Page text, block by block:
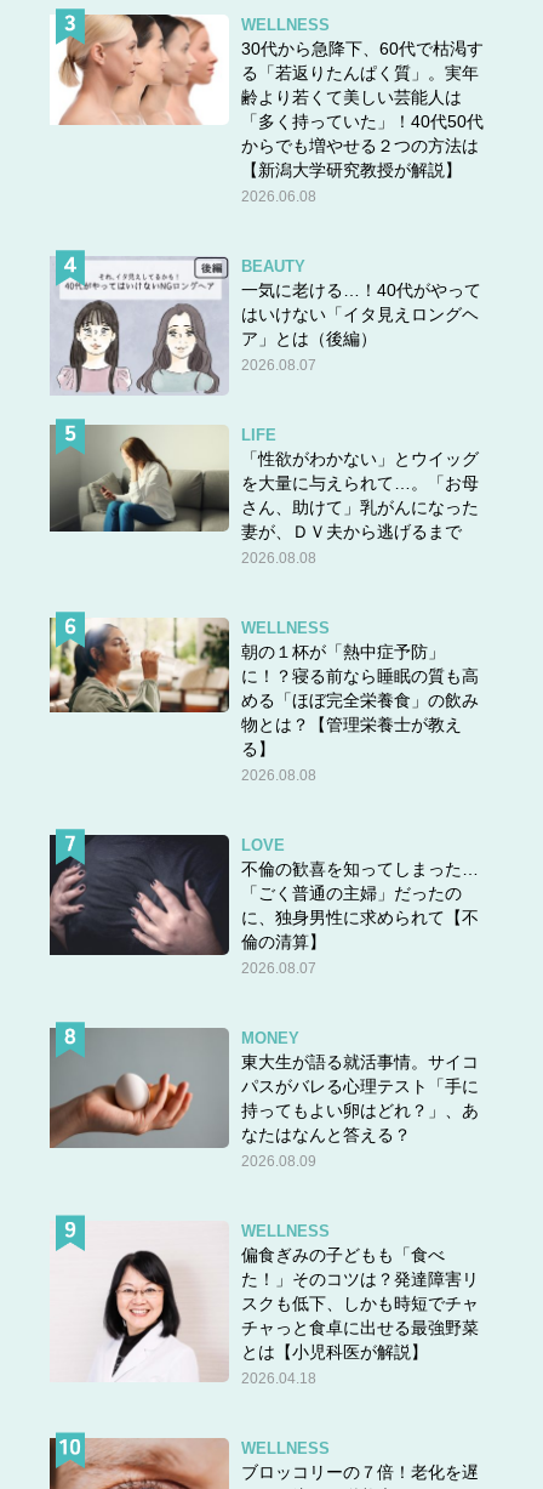
WELLNESS
30代から急降下、60代で枯渇す
る「若返りたんぱく質」。実年
齢より若くて美しい芸能人は
「多く持っていた」！40代50代
からでも増やせる２つの方法は
【新潟大学研究教授が解説】
2026.06.08
BEAUTY
一気に老ける…！40代がやって
はいけない「イタ見えロングヘ
ア」とは（後編）
2026.08.07
LIFE
「性欲がわかない」とウイッグ
を大量に与えられて…。「お母
さん、助けて」乳がんになった
妻が、ＤＶ夫から逃げるまで
2026.08.08
WELLNESS
朝の１杯が「熱中症予防」
に！？寝る前なら睡眠の質も高
める「ほぼ完全栄養食」の飲み
物とは？【管理栄養士が教え
る】
2026.08.08
LOVE
不倫の歓喜を知ってしまった…
「ごく普通の主婦」だったの
に、独身男性に求められて【不
倫の清算】
2026.08.07
MONEY
東大生が語る就活事情。サイコ
パスがバレる心理テスト「手に
持ってもよい卵はどれ？」、あ
なたはなんと答える？
2026.08.09
WELLNESS
偏食ぎみの子どもも「食べ
た！」そのコツは？発達障害リ
スクも低下、しかも時短でチャ
チャっと食卓に出せる最強野菜
とは【小児科医が解説】
2026.04.18
WELLNESS
ブロッコリーの７倍！老化を遅